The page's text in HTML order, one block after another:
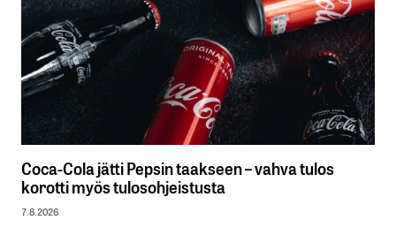
Coca-Cola jätti Pepsin taakseen – vahva tulos
korotti myös tulosohjeistusta
7.8.2026